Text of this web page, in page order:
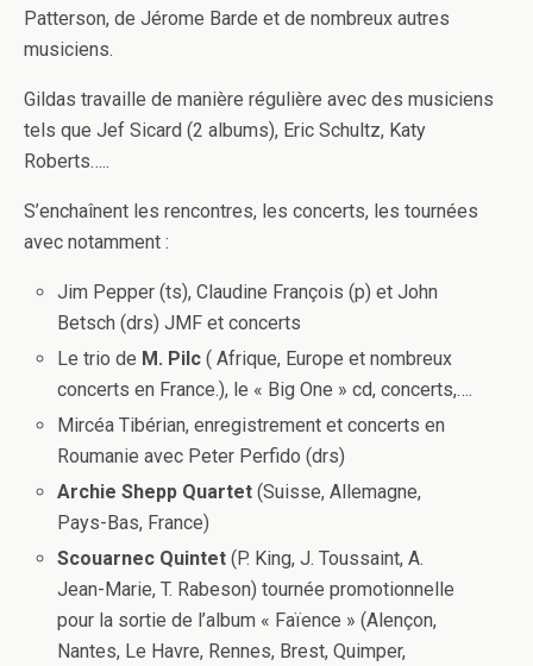
Patterson, de Jérome Barde et de nombreux autres
musiciens.
Gildas travaille de manière régulière avec des musiciens
tels que Jef Sicard (2 albums), Eric Schultz, Katy
Roberts…..
S’enchaînent les rencontres, les concerts, les tournées
avec notamment :
Jim Pepper (ts), Claudine François (p) et John
Betsch (drs) JMF et concerts
Le trio de M. Pilc ( Afrique, Europe et nombreux
concerts en France.), le « Big One » cd, concerts,….
Mircéa Tibérian, enregistrement et concerts en
Roumanie avec Peter Perfido (drs)
Archie Shepp Quartet (Suisse, Allemagne,
Pays-Bas, France)
Scouarnec Quintet(P. King, J. Toussaint, A.
Jean-Marie, T. Rabeson) tournée promotionnelle
pour la sortie de l’album « Faïence » (Alençon,
Nantes, Le Havre, Rennes, Brest, Quimper,